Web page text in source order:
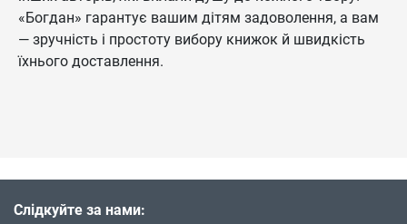
«Богдан» гарантує вашим дітям задоволення, а вам
— зручність і простоту вибору книжок й швидкість
їхнього доставлення.
Слідкуйте за нами: